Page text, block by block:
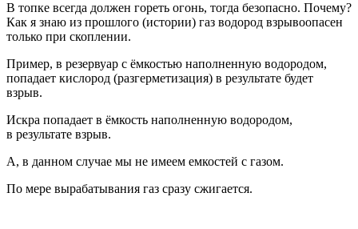
В топке всегда должен гореть огонь, тогда безопасно. Почему?
Как я знаю из прошлого (истории) газ водород взрывоопасен
только при скоплении.
Пример, в резервуар с ёмкостью наполненную водородом,
попадает кислород (разгерметизация) в результате будет
взрыв.
Искра попадает в ёмкость наполненную водородом,
в результате взрыв.
А, в данном случае мы не имеем емкостей с газом.
По мере вырабатывания газ сразу сжигается.